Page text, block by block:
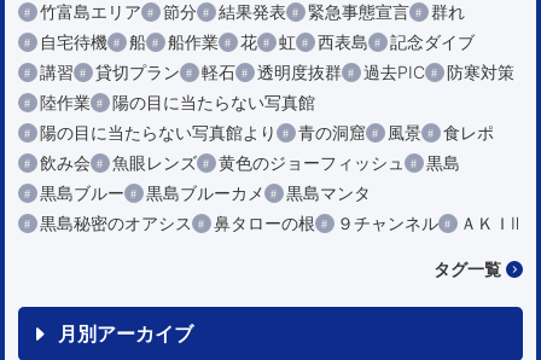
竹富島エリア
節分 結果発表 緊急事態宣言
群れ
自宅待機
船 船作業 花 虹 西表島
記念ダイブ
講習
貸切プラン 軽石 透明度抜群 過去PIC
防寒対策
陸作業
陽の目に当たらない写真館
陽の目に当たらない写真館より
青の洞窟 風景
食レポ
飲み会
魚眼レンズ 黄色のジョーフィッシュ
黒島
黒島ブルー
黒島ブルーカメ
黒島マンタ
黒島秘密のオアシス
鼻タローの根 ９チャンネル ＡＫＩⅡ
タグ一覧
月別アーカイブ